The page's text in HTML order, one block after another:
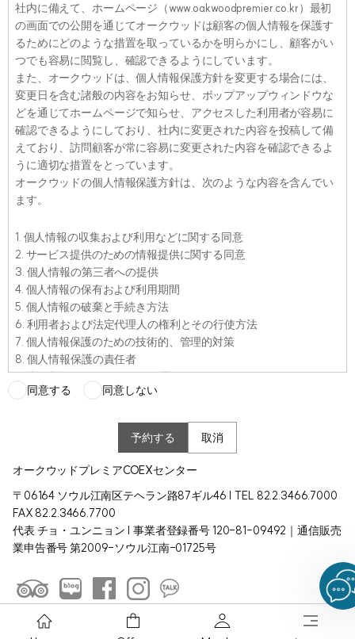
社内に備えて、ホームページ（www.oakwoodpremier.co.kr）最初
の画面での公開を通じてオークウッドは顧客の個人情報を保護す
るためにどのような措置を取っているかを明らかにし、顧客がい
つでも容易に閲覧し、確認できるようにしています。
また、オークウッドは、個人情報保護方針を変更する場合には、
変更日を含む諸般の内容をお知らせ、ポップアップウィンドウな
どを通じてホームページで知らせ、アクセスした利用者が容易に
確認できるようにしており、社内に変更された内容を投稿して備
えており、訪問顧客が常に容易に変更された内容を確認できるよ
うに適切な措置をとっています。
オークウッドの個人情報保護方針は、次のような内容を含んでい
ます。
1. 個人情報の収集および利用などに関する同意
2. サービス提供のための情報提供に関する同意
3. 個人情報の第三者への提供
4. 個人情報の保有および利用期間
5. 個人情報の破棄と手続き方法
6. 利用者および法定代理人の権利とその行使方法
7. 個人情報保護のための技術的、管理的対策
8. 個人情報保護の責任者
9. 意見収斂およびクレーム処理
10. 政策変更に伴う通知義務
1. 個人情報の収集および利用などに関する同意
オークウッドの「個人情報方針」に基づく顧客の個人情報の収集、
利用、取扱委託および第三者への提供などの顧客の同意は「宿泊登
収集、利用同意書」に記載された詳細内容を熟知し、同意書に署名
することによって成立します。
2. サービス提供のための情報提供に関する同意
オークウッドは予約および各種サービスを提供するために必要な
個人情報を収集します。必須項目に該当する情報を作成されない
場合はサービスを利用できないこともありますが、選択項目に該
同意する 同意しない
予約する 取消
オークウッドプレミアCOEXセンター
〒06164 ソウル江南区テヘラン路87ギル46 | TEL 82.2.3466.7000
FAX 82.2.3466.7700
代表 チョ・ユンニョン | 事業者登録番号 120-81-09492｜通信販売
業申告番号 第2009-ソウル江南-01725号
Oakwood Premier KOREA. ©Hanmoo Convention co.Ltd,. All rights